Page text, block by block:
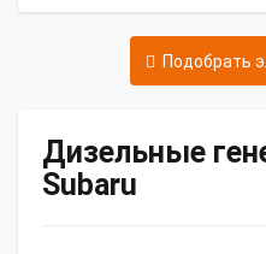
Подобрать
Дизельные
Subaru